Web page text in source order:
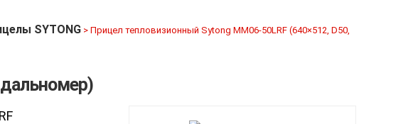
SYTONG > Прицел тепловизионный Sytong MM06-50LRF (640×512, D50,